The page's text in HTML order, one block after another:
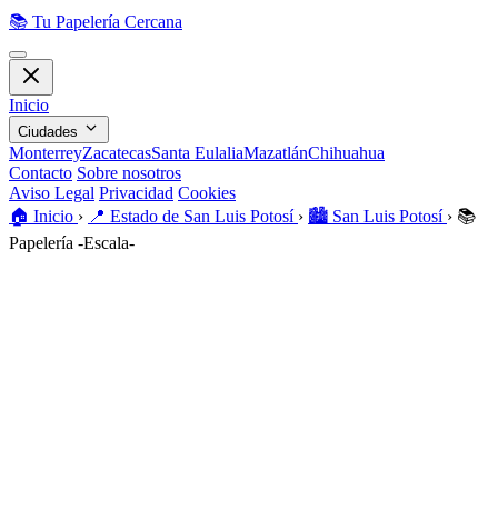
📚 Tu Papelería Cercana
Inicio
Ciudades
MonterreyZacatecasSanta EulaliaMazatlánChihuahua
Contacto Sobre nosotros
Aviso Legal Privacidad Cookies
🏠️ Inicio › 📍 Estado de San Luis Potosí › 🏙️ San Luis Potosí › 📚
Papelería -Escala-